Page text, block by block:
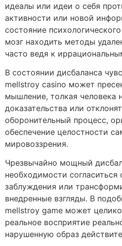
идеалы или идеи о себя
активности или новой
состояние
мозг находить методы
часто ведя к
В состоянии дисбаланса
mellstroy casino может
мышление, толкая человека
доказательства или
оборонительный процесс,
обеспечение целостности
мировоззрения.
Чрезвычайно мощный
необходимости согласиться
заблуждения или
внедренные взгляды. В
mellstroy game может
реальное восприятие
нарушенную образ